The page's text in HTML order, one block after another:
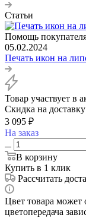
Статьи
Помощь
05.02.2024
Печать икон на
Товар участвует в
Скидка на доставку
3 095 ₽
На заказ
В корзину
Купить в 1 клик
Рассчитать
Цвет товара может
цветопередача